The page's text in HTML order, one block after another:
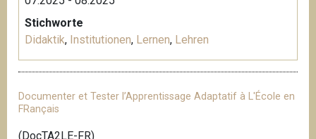
Stichworte
Didaktik, Institutionen, Lernen, Lehren
Documenter et Tester l’Apprentissage Adaptatif à L'École en
FRançais
(DocTA2LE-FR)